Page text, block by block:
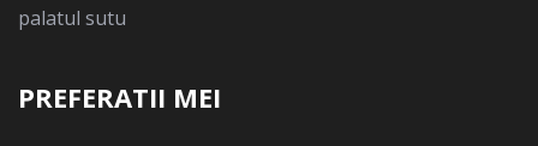
palatul sutu
PREFERATII MEI